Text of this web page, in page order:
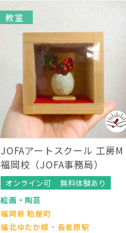
教室
JOFAアートスクール 工房M
福岡校（JOFA事務局）
オンライン可
無料体験あり
絵画・陶芸
福岡県 粕屋町
福北ゆたか線・長者原駅